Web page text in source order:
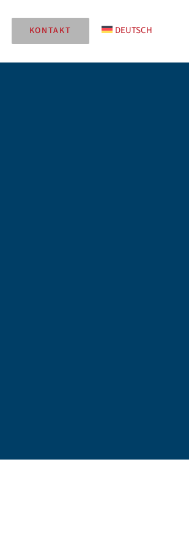
KONTAKT DEUTSCH